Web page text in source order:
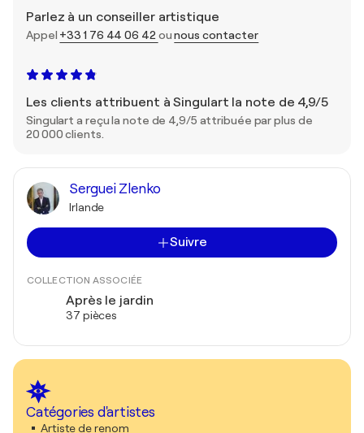
Parlez à un conseiller artistique
Appel +33 1 76 44 06 42 ounous contacter
Les clients attribuent à Singulart la note de 4,9/5
Singulart a reçu la note de 4,9/5 attribuée par plus de
20 000 clients.
Serguei Zlenko
Irlande
Suivre
COLLECTION ASSOCIÉE
Après le jardin
37 pièces
Catégories d'artistes
Artiste de renom